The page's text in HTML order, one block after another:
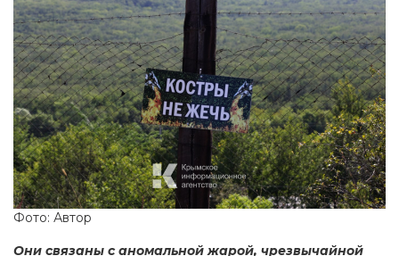
Фото: Автор
Они связаны с аномальной жарой, чрезвычайной